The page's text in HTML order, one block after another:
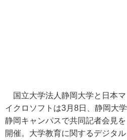
国立大学法人静岡大学と日本マ
イクロソフトは3月8日、静岡大学
静岡キャンパスで共同記者会見を
開催。大学教育に関するデジタル